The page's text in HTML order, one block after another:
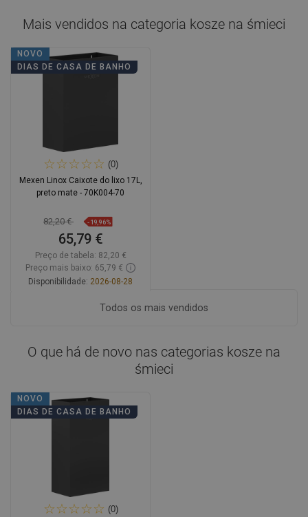
favorite_border
Comparar Favoritos
Comparar
Mais vendidos na categoria kosze na śmieci
NOVO
DIAS DE CASA DE BANHO
(0)
Mexen Linox Caixote do lixo 17L,
preto mate - 70K004-70
82,20 € -19,96%
65,79 €
Preço de tabela: 82,20 €
Preço mais baixo: 65,79 €
Disponibilidade: 2026-08-28
AdicionarTodos os mais vendidos
O que há de novo nas categorias kosze na
śmieci
NOVO
DIAS DE CASA DE BANHO
(0)